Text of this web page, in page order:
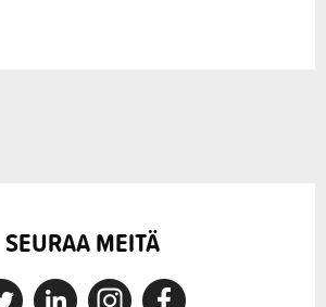
SEURAA MEITÄ
X LinkedinInstagramFacebook